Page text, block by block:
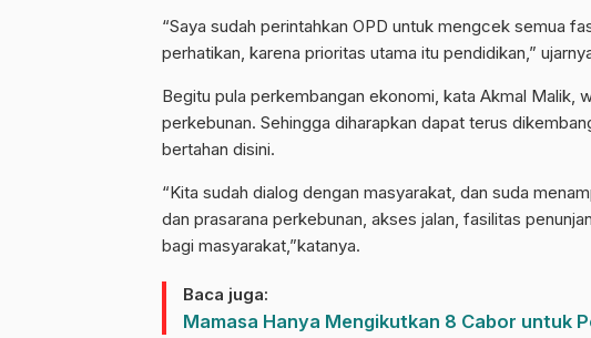
“Saya sudah perintahkan OPD untuk mengcek semua
perhatikan, karena prioritas utama itu pendidikan,”
Begitu pula perkembangan ekonomi, kata Akmal Malik,
perkebunan. Sehingga diharapkan dapat terus
bertahan disini.
“Kita sudah dialog dengan masyarakat, dan suda
dan prasarana perkebunan, akses jalan, fasilitas
bagi masyarakat,”katanya.
Baca juga:
Mamasa Hanya Mengikutkan 8 Cabor untuk